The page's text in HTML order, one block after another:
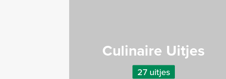
Culinaire Uitjes
27 uitjes